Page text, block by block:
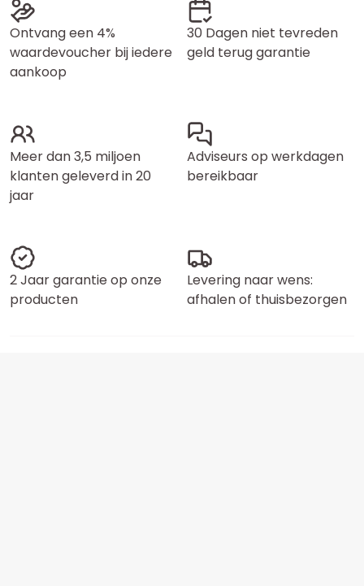
Ontvang een 4%
waardevoucher bij iedere
aankoop
30 Dagen niet tevreden
geld terug garantie
Meer dan 3,5 miljoen
klanten geleverd in 20
jaar
Adviseurs op werkdagen
bereikbaar
2 Jaar garantie op onze
producten
Levering naar wens:
afhalen of thuisbezorgen